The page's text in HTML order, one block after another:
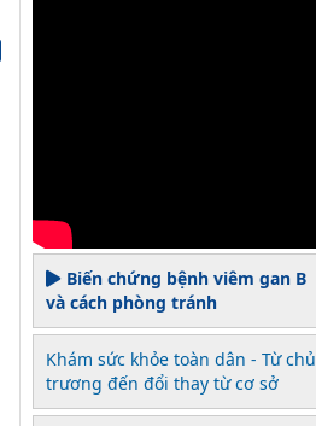
Biến chứng bệnh viêm gan B
và cách phòng tránh
Khám sức khỏe toàn dân - Từ chủ
trương đến đổi thay từ cơ sở